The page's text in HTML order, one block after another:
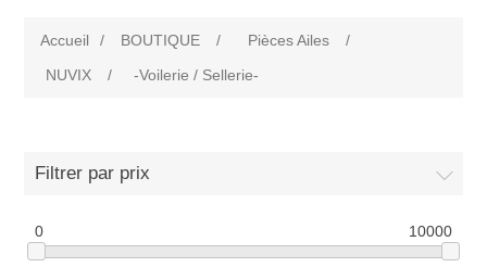
Accueil / BOUTIQUE / Pièces Ailes
/
NUVIX
/ -Voilerie / Sellerie-
Filtrer par prix
0 10000